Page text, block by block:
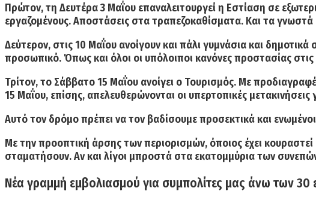
Πρώτον, τη Δευτέρα 3 Μαΐου επαναλειτουργεί η Εστίαση σε
εργαζομένους. Αποστάσεις στα τραπεζοκαθίσματα. Και τα γνωστά
Δεύτερον, στις 10 Μαΐου ανοίγουν και πάλι γυμνάσια και δημοτικά
προσωπικό. Όπως και όλοι οι υπόλοιποι κανόνες προστασίας στις
Τρίτον, το Σάββατο 15 Μαΐου ανοίγει ο Τουρισμός. Με
15 Μαΐου, επίσης, απελευθερώνονται οι υπερτοπικές
Αυτό τον δρόμο πρέπει να τον βαδίσουμε προσεκτικά και
Με την προοπτική άρσης των περιορισμών, όποιος έχει κουραστεί
σταματήσουν. Αν και λίγοι μπροστά στα εκατομμύρια των
Νέα γραμμή εμβολιασμού για συμπολίτες μας άνω των 30